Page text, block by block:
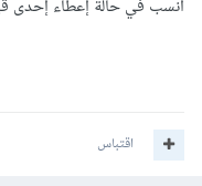
أنسب في حالة إعطاء إحدى
اقتباس